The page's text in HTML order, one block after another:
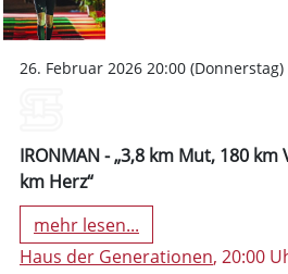
26. Februar 2026 20:00 (Donnerstag)
IRONMAN - „3,8 km Mut, 180
km Herz“
mehr lesen...
Haus der Generationen, 20:00